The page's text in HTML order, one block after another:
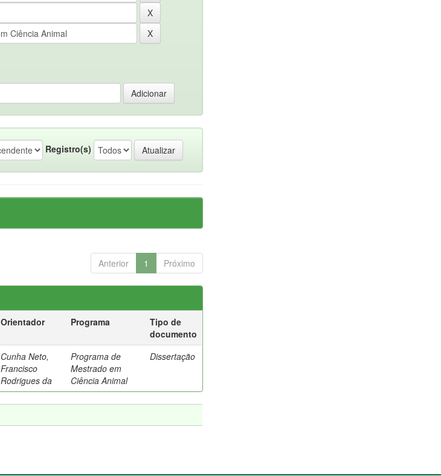
Registro(s)
Anterior 1 Próximo
Orientador Programa
Tipo de
documento
Cunha Neto,
Francisco
Rodrigues da
Programa de
Mestrado em
Ciência Animal
Dissertação